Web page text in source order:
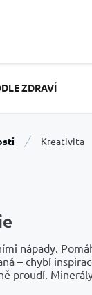
ZDRAVÍ
Kreativita
nápady.
– chybí
proudí.